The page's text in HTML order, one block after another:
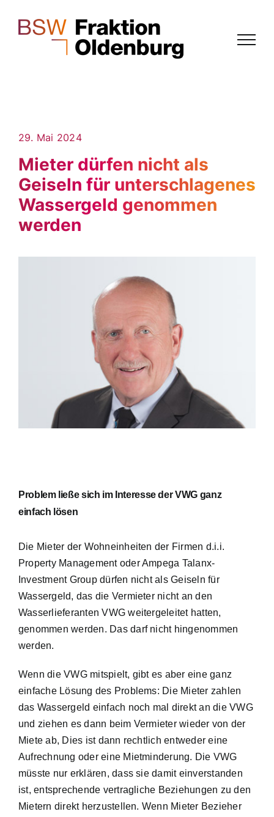
Inhalt
29. Mai 2024
Mieter dürfen nicht als
Geiseln für unterschlagenes
Wassergeld genommen
werden
Problem ließe sich im Interesse der VWG ganz
einfach lösen
Die Mieter der Wohneinheiten der Firmen d.i.i.
Property Management oder Ampega Talanx-
Investment Group dürfen nicht als Geiseln für
Wassergeld, das die Vermieter nicht an den
Wasserlieferanten VWG weitergeleitet hatten,
genommen werden. Das darf nicht hingenommen
werden.
Wenn die VWG mitspielt, gibt es aber eine ganz
einfache Lösung des Problems: Die Mieter zahlen
das Wassergeld einfach noch mal direkt an die VWG
und ziehen es dann beim Vermieter wieder von der
Miete ab, Dies ist dann rechtlich entweder eine
Aufrechnung oder eine Mietminderung. Die VWG
müsste nur erklären, dass sie damit einverstanden
ist, entsprechende vertragliche Beziehungen zu den
Mietern direkt herzustellen. Wenn Mieter Bezieher